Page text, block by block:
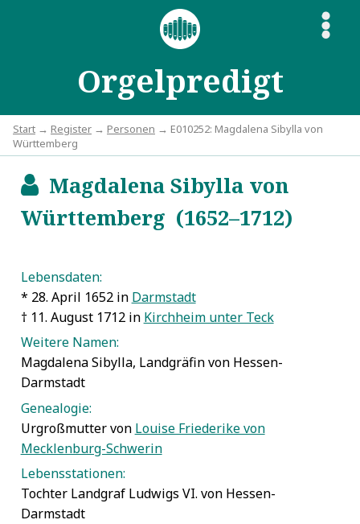
Orgelpredigt
S
Start → Register → Personen → E010252: Magdalena Sibylla von
Württemberg
bMagdalena Sibylla von
Württemberg (1652–1712)
Lebensdaten:
* 28. April 1652 in Darmstadt
† 11. August 1712 in Kirchheim unter Teck
Weitere Namen:
Magdalena Sibylla, Landgräfin von Hessen-
Darmstadt
Genealogie:
Urgroßmutter von Louise Friederike von
Mecklenburg-Schwerin
Lebensstationen:
Tochter Landgraf Ludwigs VI. von Hessen-
Darmstadt